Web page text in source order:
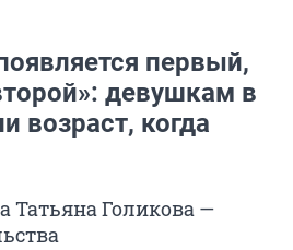
первый,
девушкам в
возраст, когда
Татьяна Голикова —